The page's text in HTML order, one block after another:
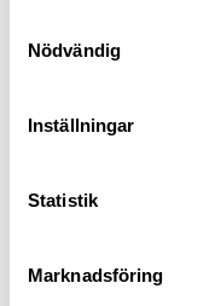
Nödvändig
Inställningar
Statistik
Marknadsföring
VÄSTAR & RIGGAR